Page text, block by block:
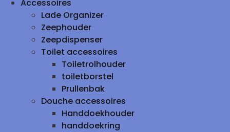
Accessoires
Lade Organizer
Zeephouder
Zeepdispenser
Toilet accessoires
Toiletrolhouder
toiletborstel
Prullenbak
Douche accessoires
Handdoekhouder
handdoekring